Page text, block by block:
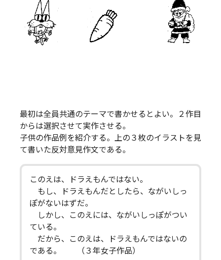
最初は全員共通のテーマで書かせるとよい。２作目
からは選択させて実作させる。
子供の作品例を紹介する。上の３枚のイラストを見
て書いた反対意見作文である。
このえは、ドラえもんではない。
もし、ドラえもんだとしたら、ながいしっ
ぽがないはずだ。
しかし、このえには、ながいしっぽがつい
ている。
だから、このえは、ドラえもんではないの
である。 （３年女子作品）